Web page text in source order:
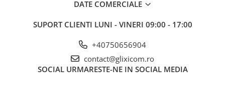
DATE COMERCIALE
SUPORT CLIENTI LUNI - VINERI 09:00 - 17:00
+40750656904
contact@glixicom.ro
SOCIAL URMARESTE-NE IN SOCIAL MEDIA